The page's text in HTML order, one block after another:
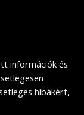
információk és
hibákért,